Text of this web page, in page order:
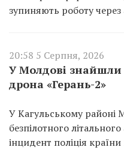
зупиняють роботу через
20:58 5 Серпня, 2026
У Молдові знайшли
дрона «Герань-2»
У Кагульському
безпілотного
інцидент поліція